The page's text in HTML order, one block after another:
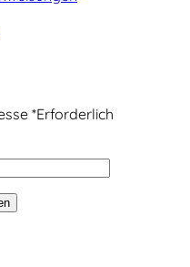
*Erforderlich